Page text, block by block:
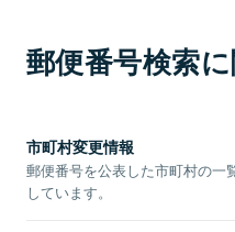
郵便番号検索
市町村変更情報
郵便番号を公表した市町村の一
しています。